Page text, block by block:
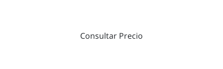
Consultar Precio